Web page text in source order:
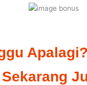
Sekarang